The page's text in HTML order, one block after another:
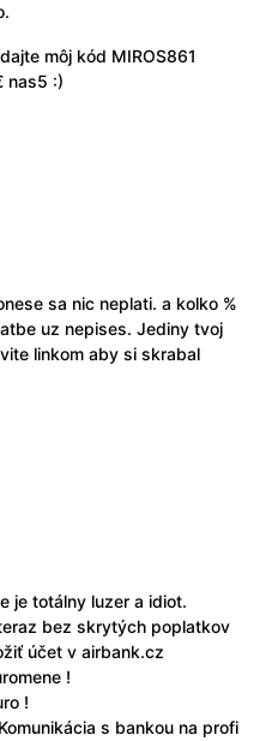
môj kód MIROS861
nas5 :)
sa nic neplati. a kolko %
uz nepises. Jediny tvoj
linkom aby si skrabal
je totálny luzer a idiot.
bez skrytých poplatkov
účet v airbank.cz
!
!
s bankou na profi